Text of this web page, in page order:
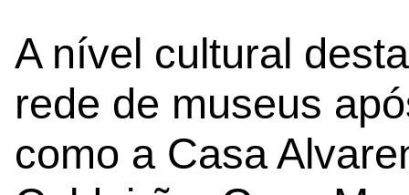
A nível cultural
rede de museus
como a Casa